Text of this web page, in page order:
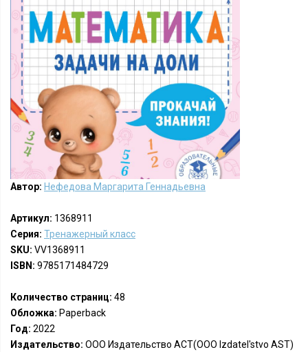
Автор: Нефедова Маргарита Геннадьевна
Артикул: 1368911
Серия: Тренажерный класс
SKU: VV1368911
ISBN: 9785171484729
Количество страниц: 48
Обложка: Paperback
Год: 2022
Издательство: ООО Издательство АСТ(OOO Izdatel'stvo AST)